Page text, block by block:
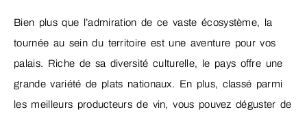
Bien plus que l’admiration de ce vaste écosystème, la
tournée au sein du territoire est une aventure pour vos
palais. Riche de sa diversité culturelle, le pays offre une
grande variété de plats nationaux. En plus, classé parmi
les meilleurs producteurs de vin, vous pouvez déguster de